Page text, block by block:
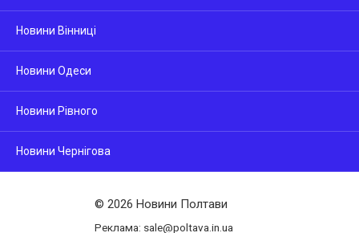
Новини Вінниці
Новини Одеси
Новини Рівного
Новини Чернігова
© 2026 Новини Полтави
Реклама: sale@poltava.in.ua